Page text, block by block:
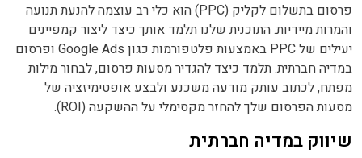
פרסום בתשלום לקליק (PPC) הוא כלי רב עוצמה להנעת תנועה
והמרות מיידיות. התוכנית שלנו תלמד אותך כיצד ליצור קמפיינים
יעילים של PPC באמצעות פלטפורמות כגון Google Ads ופרסום
במדיה חברתית. תלמד כיצד להגדיר מסעות פרסום, לבחור מילות
מפתח, לכתוב עותק מודעה משכנע ולבצע אופטימיזציה של
מסעות הפרסום שלך להחזר מקסימלי על ההשקעה (ROI).
שיווק במדיה חברתית